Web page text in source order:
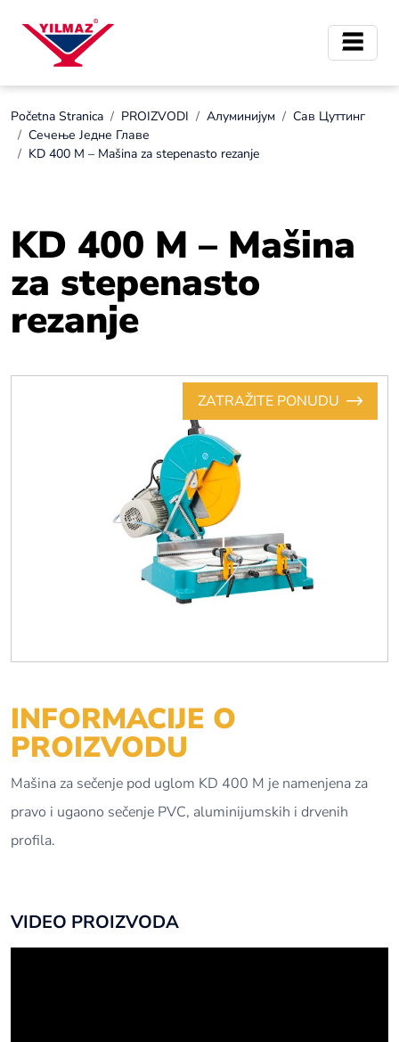
Početna Stranica PROIZVODI Алуминијум
Сав Цуттинг
Сечење Једне Главе
KD 400 M – Mašina za stepenasto rezanje
KD 400 M – Mašina
za stepenasto
rezanje
ZATRAŽITE PONUDU
INFORMACIJE O
PROIZVODU
Mašina za sečenje pod uglom KD 400 M je namenjena za
pravo i ugaono sečenje PVC, aluminijumskih i drvenih
profila.
VIDEO PROIZVODA